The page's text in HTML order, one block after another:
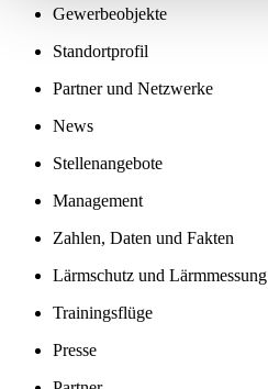
Gewerbeobjekte
Standortprofil
Partner und Netzwerke
News
Stellenangebote
Management
Zahlen, Daten und Fakten
Lärmschutz und Lärmmessung
Trainingsflüge
Presse